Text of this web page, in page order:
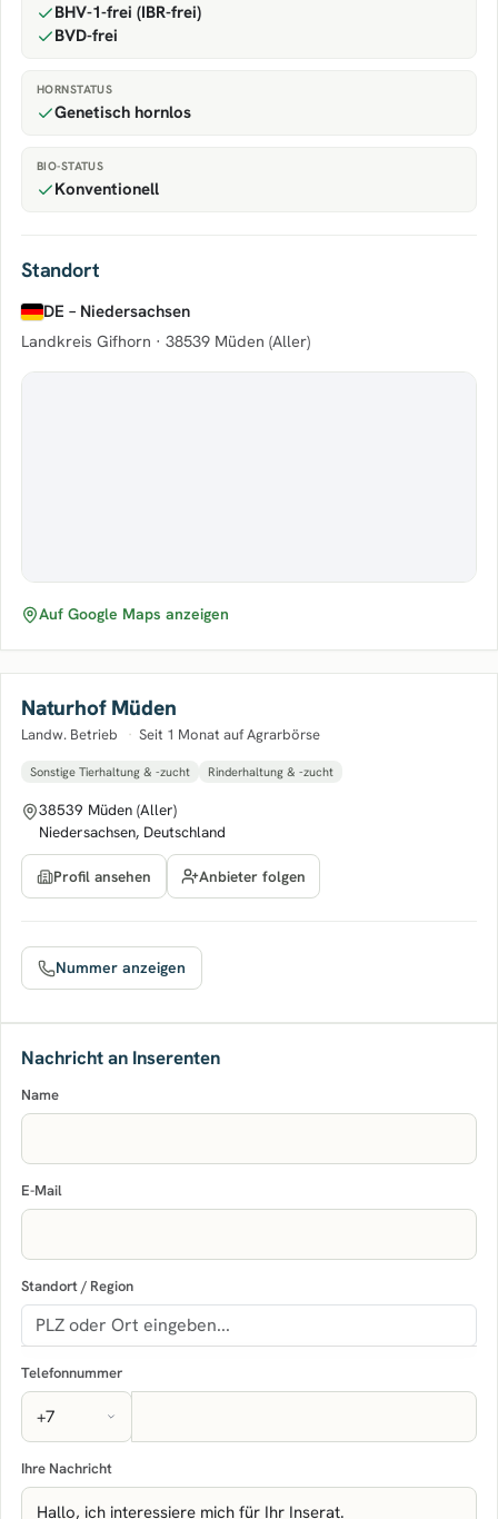
BHV-1-frei (IBR-frei)
BVD-frei
HORNSTATUS
Genetisch hornlos
BIO-STATUS
Konventionell
Standort
DE – Niedersachsen
Landkreis Gifhorn · 38539 Müden (Aller)
Auf Google Maps anzeigen
Naturhof Müden
Landw. Betrieb · Seit 1 Monat auf Agrarbörse
Sonstige Tierhaltung & -zucht Rinderhaltung & -zucht
38539 Müden (Aller)
Niedersachsen, Deutschland
Profil ansehen Anbieter folgen
Nummer anzeigen
Nachricht an Inserenten
Name
E-Mail
Standort / Region
Telefonnummer
Ihre Nachricht